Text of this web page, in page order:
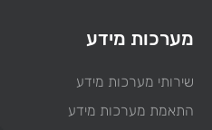
מערכות מידע
שירותי מערכות מידע
התאמת מערכות מידע